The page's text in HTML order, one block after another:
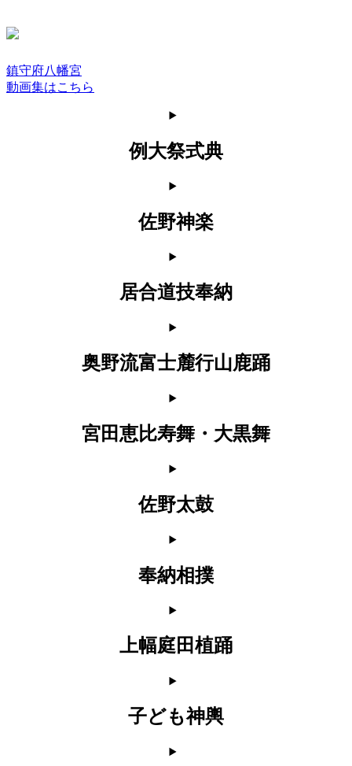
鎮守府八幡宮
動画集はこちら
例大祭式典
佐野神楽
居合道技奉納
奥野流富士麓行山鹿踊
宮田恵比寿舞・大黒舞
佐野太鼓
奉納相撲
上幅庭田植踊
子ども神輿